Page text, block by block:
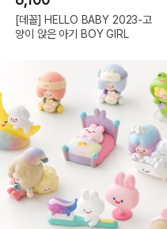
[데꼴] HELLO BABY 2023-고
양이 앉은 아기 BOY GIRL